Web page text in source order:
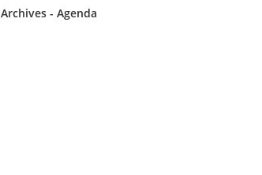
Archives - Agenda